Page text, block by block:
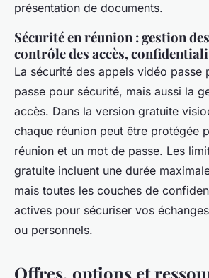
présentation de documents.
Sécurité en réunion : gestion
contrôle des accès,
La sécurité des appels vidéo passe
passe pour sécurité, mais aussi la
accès. Dans la version gratuite
chaque réunion peut être protégée
réunion et un mot de passe. Les
gratuite incluent une durée
mais toutes les couches de
actives pour sécuriser vos
ou personnels.
Offres, options et